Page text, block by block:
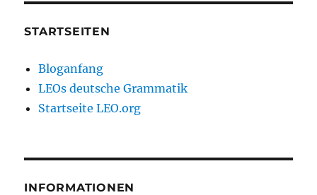
STARTSEITEN
Bloganfang
LEOs deutsche Grammatik
Startseite LEO.org
INFORMATIONEN